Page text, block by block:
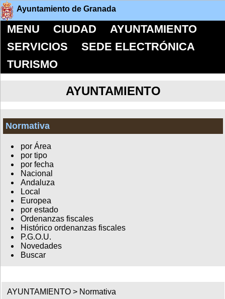
Ayuntamiento de Granada
MENU CIUDAD
AYUNTAMIENTO
SERVICIOS
SEDE ELECTRÓNICA
TURISMO
AYUNTAMIENTO
Normativa
por Área
por tipo
por fecha
Nacional
Andaluza
Local
Europea
por estado
Ordenanzas fiscales
Histórico ordenanzas fiscales
P.G.O.U.
Novedades
Buscar
AYUNTAMIENTO > Normativa